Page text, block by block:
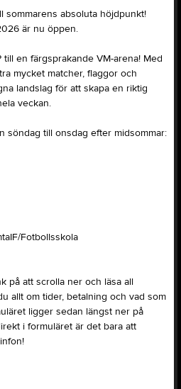
sommarens absoluta höjdpunkt!
är nu öppen.
till en färgsprakande VM-arena! Med
mycket matcher, flaggor och
landslag för att skapa en riktig
veckan.
söndag till onsdag efter midsommar:
Fotbollsskola
på att scrolla ner och läsa all
allt om tider, betalning och vad som
ligger sedan längst ner på
i formuläret är det bara att